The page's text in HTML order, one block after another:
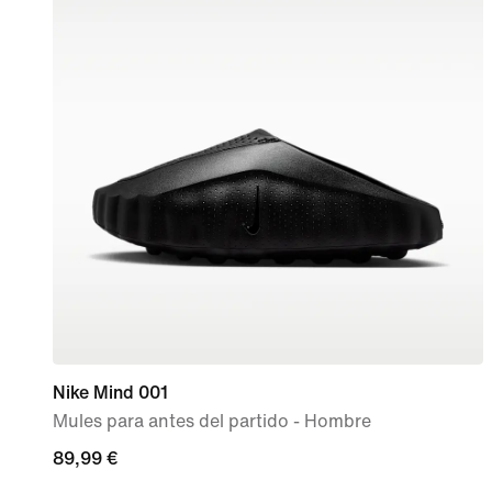
Nike Mind 001
Mules para antes del partido - Hombre
89,99 €
89,99 €